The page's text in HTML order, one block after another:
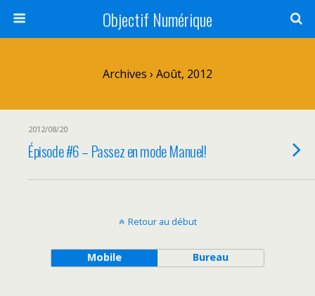
Objectif Numérique
Archives › Août, 2012
2012/08/20
Épisode #6 – Passez en mode Manuel!
Retour au début
Mobile Bureau